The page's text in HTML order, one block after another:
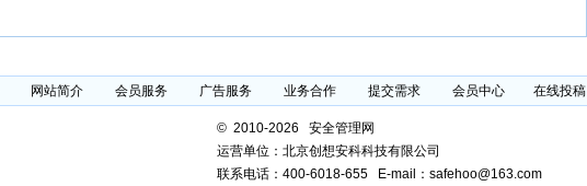
网站简介 会员服务 广告服务 业务合作 提交需求 会员中心 在线投稿
© 2010-2026 安全管理网
运营单位：北京创想安科科技有限公司
联系电话： 400-6018-655 E-mail：safehoo@163.com